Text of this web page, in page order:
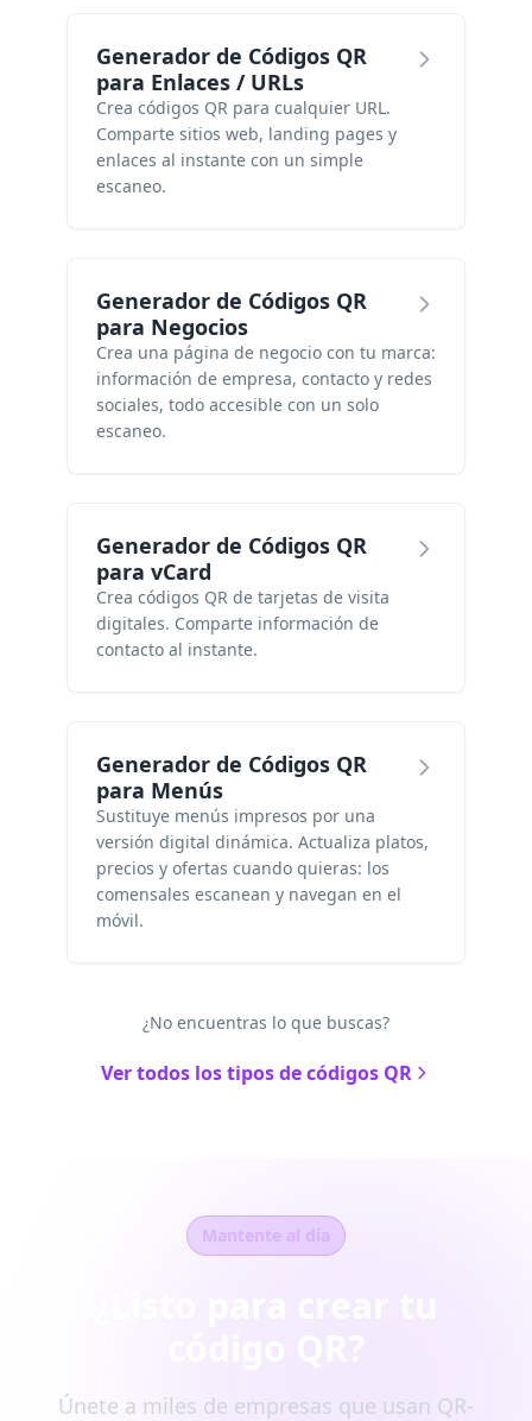
Generador de Códigos QR
para Enlaces / URLs
Crea códigos QR para cualquier URL.
Comparte sitios web, landing pages y
enlaces al instante con un simple
escaneo.
Generador de Códigos QR
para Negocios
Crea una página de negocio con tu marca:
información de empresa, contacto y redes
sociales, todo accesible con un solo
escaneo.
Generador de Códigos QR
para vCard
Crea códigos QR de tarjetas de visita
digitales. Comparte información de
contacto al instante.
Generador de Códigos QR
para Menús
Sustituye menús impresos por una
versión digital dinámica. Actualiza platos,
precios y ofertas cuando quieras: los
comensales escanean y navegan en el
móvil.
¿No encuentras lo que buscas?
Ver todos los tipos de códigos QR
Mantente al día
Únete a miles de empresas que usan QR-